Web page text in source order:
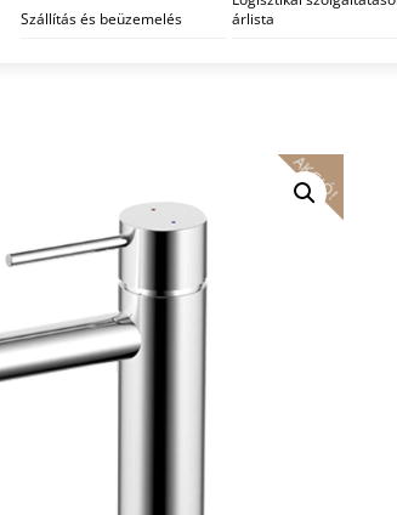
Szállítás és beüzemelés
árlista
AKCIÓ!